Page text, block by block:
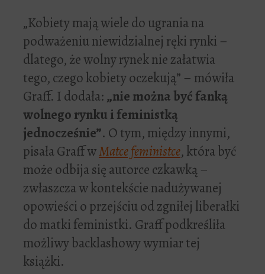
„Kobiety mają wiele do ugrania na
podważeniu niewidzialnej ręki rynki –
dlatego, że wolny rynek nie załatwia
tego, czego kobiety oczekują” – mówiła
Graff. I dodała:„nie można być fanką
wolnego rynku i feministką
jednocześnie”. O tym, między innymi,
pisała Graff wMatce feministce, która być
może odbija się autorce czkawką –
zwłaszcza w kontekście nadużywanej
opowieści o przejściu od zgniłej liberałki
do matki feministki. Graff podkreśliła
możliwy backlashowy wymiar tej
książki.